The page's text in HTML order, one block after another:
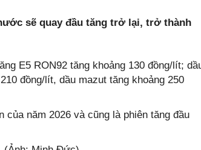
sẽ quay đầu tăng trở lại, trở thành
E5 RON92 tăng khoảng 130 đồng/lít;
đồng/lít, dầu mazut tăng khoảng 250
của năm 2026 và cũng là phiên tăng đầu